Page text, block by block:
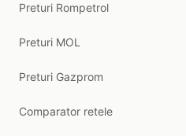
Preturi Rompetrol
Preturi MOL
Preturi Gazprom
Comparator retele